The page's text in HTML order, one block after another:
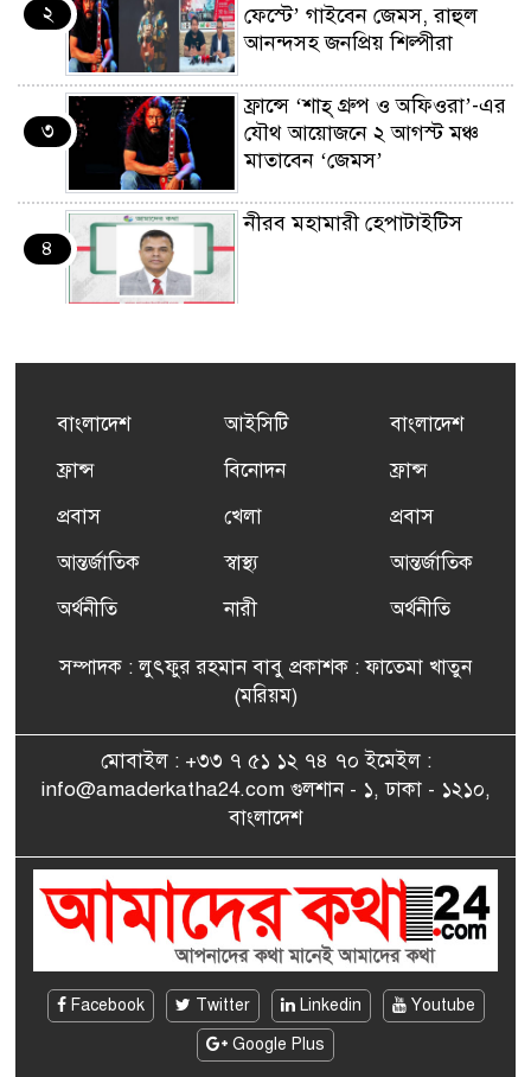
২
ফেস্টে’ গাইবেন জেমস, রাহুল
আনন্দসহ জনপ্রিয় শিল্পীরা
৩
ফ্রান্সে ‘শাহ্ গ্রুপ ও অফিওরা’-এর
যৌথ আয়োজনে ২ আগস্ট মঞ্চ
মাতাবেন ‘জেমস’
৪
নীরব মহামারী হেপাটাইটিস
৫
এর সম্পূর্ণ বিনামূল্যের সুশি
ফ্রান্সসহ ইউরোপীয় দেশসমূহে
দাবদাহ: কারণ, প্রভাব ও করণীয়
ফ্রান্সে সংবর্ধিত হলেন যুক্তরাজ্য
বিএনপি’র আহ্বায়ক কমিটির
সাংবাদিকতায় কৃতিত্বের পুরস্কার
এমপি মমতাজ আলোকে
জেলা প্রবাসী এসোসিয়েশন’
বেদে সম্প্রদায় নিয়ে প্যারিসে
তথ্য-চলচ্চিত্র “ভাসমান জীবন”
বাংলাদেশ
ফ্রান্স
প্রবাস
আন্তর্জাতিক
অর্থনীতি
আইসিটি
বিনোদন
খেলা
স্বাস্থ্য
নারী
বাংলাদেশ
ফ্রান্স
প্রবাস
আন্তর্জাতিক
অর্থনীতি
সম্পাদক : লুৎফুর রহমান বাবু প্রকাশক : ফাতেমা খাতুন
(মরিয়ম)
মোবাইল : +৩৩ ৭ ৫১ ১২ ৭৪ ৭০ ইমেইল :
info@amaderkatha24.com গুলশান - ১, ঢাকা - ১২১০,
বাংলাদেশ
Facebook Twitter Linkedin
Youtube
Google Plus